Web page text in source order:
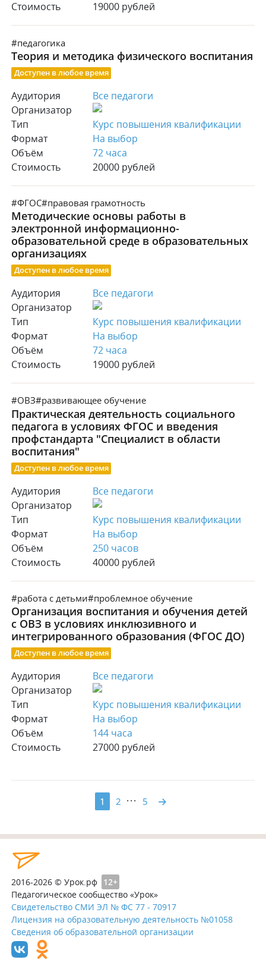
Стоимость
19000 рублей
#педагогика
Теория и методика физического воспитания
Доступен в любое время
Аудитория
Все педагоги
Организатор
Тип
Курс повышения квалификации
Формат
На выбор
Объём
72 часа
Стоимость
20000 рублей
#ФГОС#правовая грамотность
Методические основы работы в
электронной информационно-
образовательной среде в образовательных
организациях
Доступен в любое время
Аудитория
Все педагоги
Организатор
Тип
Курс повышения квалификации
Формат
На выбор
Объём
72 часа
Стоимость
19000 рублей
#ОВЗ#развивающее обучение
Практическая деятельность социального
педагога в условиях ФГОС и введения
профстандарта "Специалист в области
воспитания"
Доступен в любое время
Аудитория
Все педагоги
Организатор
Тип
Курс повышения квалификации
Формат
На выбор
Объём
250 часов
Стоимость
40000 рублей
#работа с детьми#проблемное обучение
Организация воспитания и обучения детей
с ОВЗ в условиях инклюзивного и
интегрированного образования (ФГОС ДО)
Доступен в любое время
Аудитория
Все педагоги
Организатор
Тип
Курс повышения квалификации
Формат
На выбор
Объём
144 часа
Стоимость
27000 рублей
1 2 ... 5
2016-2026 © Урок.рф 12+
Педагогическое сообщество «Урок»
Свидетельство СМИ ЭЛ № ФС 77 - 70917
Лицензия на образовательную деятельность №01058
Сведения об образовательной организации